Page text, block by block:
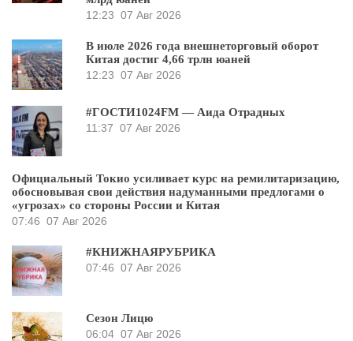
12:23 07 Авг 2026
В июле 2026 года внешнеторговый оборот
Китая достиг 4,66 трлн юаней
12:23 07 Авг 2026
#ГОСТИ1024FM — Аида Отрадных
11:37 07 Авг 2026
Официальный Токио усиливает курс на ремилитаризацию,
обосновывая свои действия надуманными предлогами о
«угрозах» со стороны России и Китая
07:46 07 Авг 2026
#КНИЖНАЯРУБРИКА
07:46 07 Авг 2026
Сезон Лицю
06:04 07 Авг 2026